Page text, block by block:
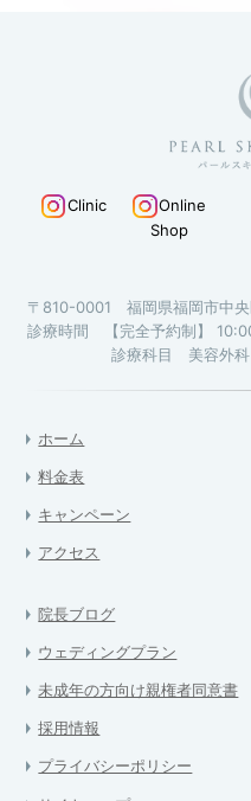
Clinic
Online
Shop
〒810-0001 福岡県福岡市中
診療時間 【完全予約制】
診療科目 美容外科
ホーム
料金表
キャンペーン
アクセス
院長ブログ
ウェディングプラン
未成年の方向け親権者同意書
採用情報
プライバシーポリシー